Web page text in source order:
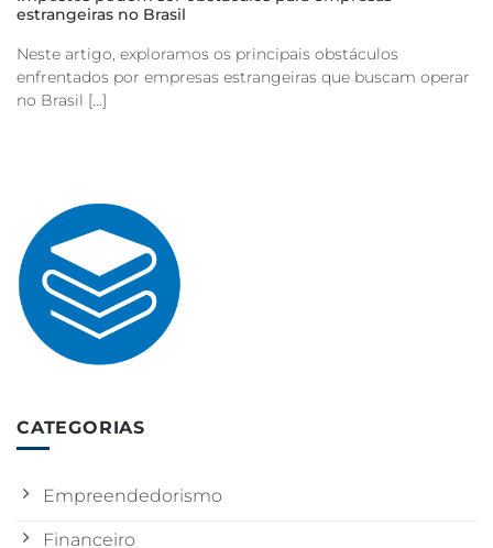
estrangeiras no Brasil
Neste artigo, exploramos os principais obstáculos
enfrentados por empresas estrangeiras que buscam operar
no Brasil [...]
CATEGORIAS
Empreendedorismo
Financeiro